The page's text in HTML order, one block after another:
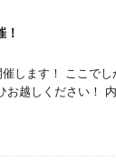
します！ ここで
お越しください！
商店 1月1